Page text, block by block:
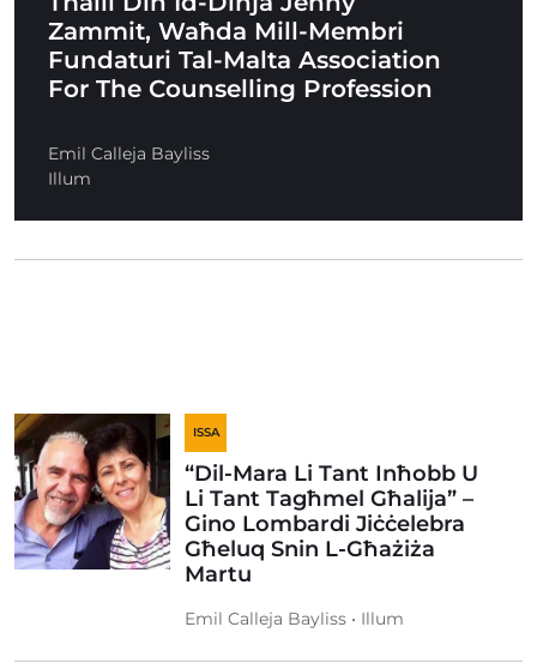
Zammit, Waħda Mill-Membri
Fundaturi Tal-Malta Association
For The Counselling Profession
Emil Calleja Bayliss
Illum
ISSA
“Dil-Mara Li Tant Inħobb U
Li Tant Tagħmel Għalija” –
Gino Lombardi Jiċċelebra
Għeluq Snin L-Għażiża
Martu
Emil Calleja Bayliss • Illum